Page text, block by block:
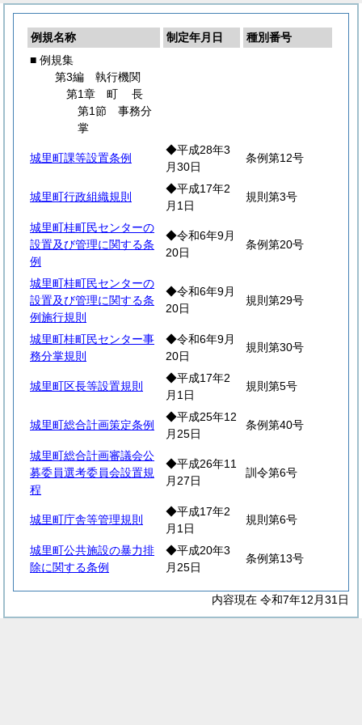
例規名称 制定年月日
種別番号
■ 例規集
第3編 執行機関
第1章 町長
第1節 事務分
掌
城里町課等設置条例
◆平成28年3
月30日
条例第12号
城里町行政組織規則
◆平成17年2
月1日
規則第3号
城里町桂町民センターの
設置及び管理に関する条
例
◆令和6年9月
20日
条例第20号
城里町桂町民センターの
設置及び管理に関する条
例施行規則
◆令和6年9月
20日
規則第29号
城里町桂町民センター事
務分掌規則
◆令和6年9月
20日
規則第30号
城里町区長等設置規則
◆平成17年2
月1日
規則第5号
城里町総合計画策定条例
◆平成25年12
月25日
条例第40号
城里町総合計画審議会公
募委員選考委員会設置規
程
◆平成26年11
月27日
訓令第6号
城里町庁舎等管理規則
◆平成17年2
月1日
規則第6号
城里町公共施設の暴力排
除に関する条例
◆平成20年3
月25日
条例第13号
内容現在 令和7年12月31日